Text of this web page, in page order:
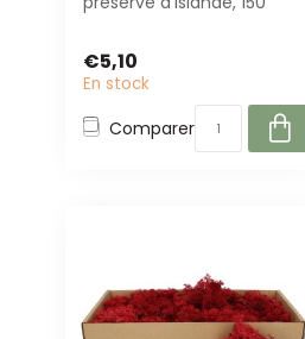
€5,10
En stock
Comparer